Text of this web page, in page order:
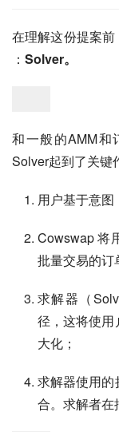
在理解这份提案
： Solver。
和一般的AMM和
Solver起到了关键
用户基于意图
Cowswap 将
批量交易的订
求解器（
径，这将使
大化；
求解器使用的
合。求解者在